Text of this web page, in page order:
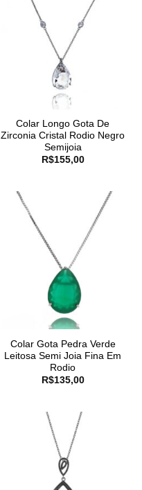
Colar Longo Gota De
Zirconia Cristal Rodio Negro
Semijoia
R$155,00
Colar Gota Pedra Verde
Leitosa Semi Joia Fina Em
Rodio
R$135,00